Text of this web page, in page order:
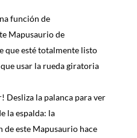
función de
Mapusaurio de
que esté totalmente listo
usar la rueda giratoria
Desliza la palanca para ver
la espalda: la
este Mapusaurio hace